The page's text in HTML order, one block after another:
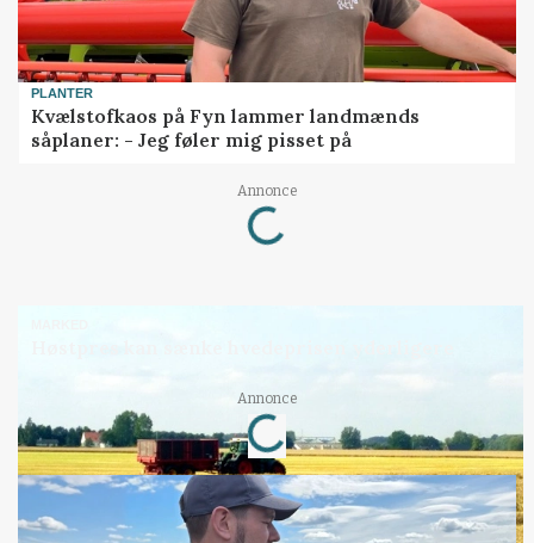
PLANTER
Kvælstofkaos på Fyn lammer landmænds
såplaner: - Jeg føler mig pisset på
Annonce
Loading...
Annonce
Loading...